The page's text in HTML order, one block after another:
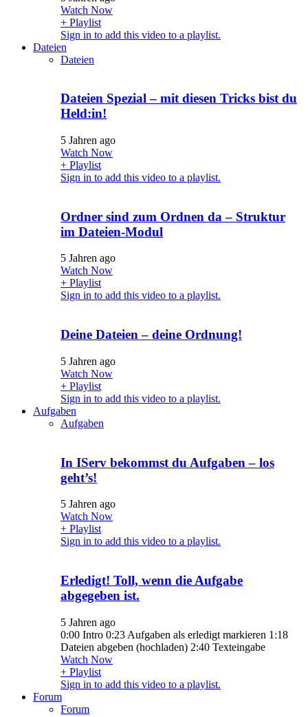
Watch Now
+ Playlist
Sign in to add this video to a playlist.
Dateien
Dateien
Dateien Spezial – mit diesen Tricks bist du
Held:in!
5 Jahren ago
Watch Now
+ Playlist
Sign in to add this video to a playlist.
Ordner sind zum Ordnen da – Struktur
im Dateien-Modul
5 Jahren ago
Watch Now
+ Playlist
Sign in to add this video to a playlist.
Deine Dateien – deine Ordnung!
5 Jahren ago
Watch Now
+ Playlist
Sign in to add this video to a playlist.
Aufgaben
Aufgaben
In IServ bekommst du Aufgaben – los
geht’s!
5 Jahren ago
Watch Now
+ Playlist
Sign in to add this video to a playlist.
Erledigt! Toll, wenn die Aufgabe
abgegeben ist.
5 Jahren ago
0:00 Intro 0:23 Aufgaben als erledigt markieren 1:18
Dateien abgeben (hochladen) 2:40 Texteingabe
Watch Now
+ Playlist
Sign in to add this video to a playlist.
Forum
Forum